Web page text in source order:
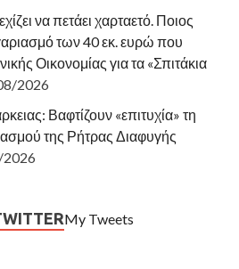
να πετάει χαρταετό. Ποιος
των 40 εκ. ευρώ που
Οικονομίας για τα «Σπιτάκια
2026
Βαφτίζουν «επιτυχία» τη
της Ρήτρας Διαφυγής
My Tweets